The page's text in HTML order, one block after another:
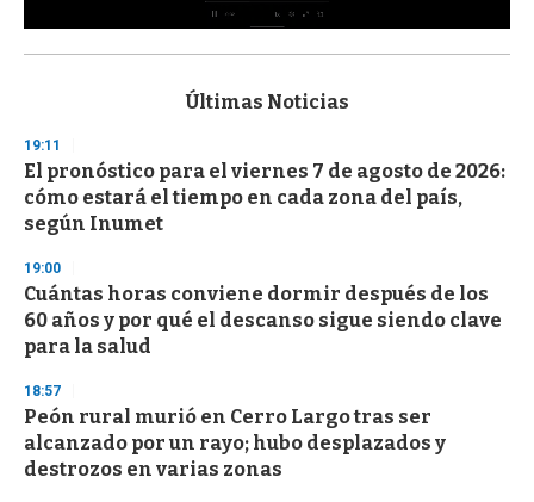
s
d
s
o
f
3
s
e
c
o
n
d
Últimas Noticias
19:11
El pronóstico para el viernes 7 de agosto de 2026:
cómo estará el tiempo en cada zona del país,
según Inumet
19:00
Cuántas horas conviene dormir después de los
60 años y por qué el descanso sigue siendo clave
para la salud
18:57
Peón rural murió en Cerro Largo tras ser
alcanzado por un rayo; hubo desplazados y
destrozos en varias zonas